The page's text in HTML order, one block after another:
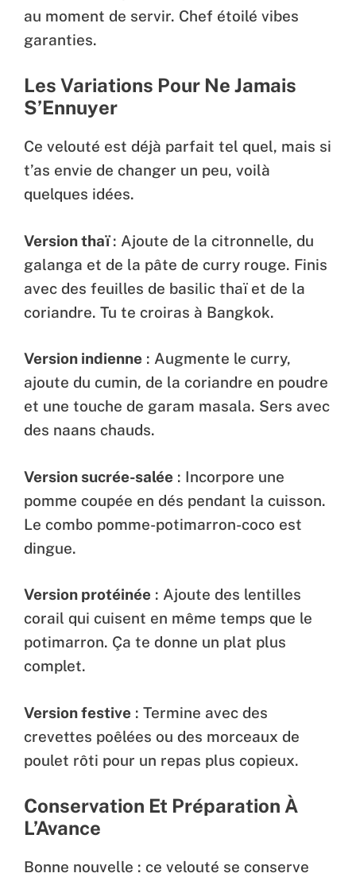
au moment de servir. Chef étoilé vibes
garanties.
Les Variations Pour Ne Jamais
S’Ennuyer
Ce velouté est déjà parfait tel quel, mais si
t’as envie de changer un peu, voilà
quelques idées.
Version thaï: Ajoute de la citronnelle, du
galanga et de la pâte de curry rouge. Finis
avec des feuilles de basilic thaï et de la
coriandre. Tu te croiras à Bangkok.
Version indienne : Augmente le curry,
ajoute du cumin, de la coriandre en poudre
et une touche de garam masala. Sers avec
des naans chauds.
Version sucrée-salée : Incorpore une
pomme coupée en dés pendant la cuisson.
Le combo pomme-potimarron-coco est
dingue.
Version protéinée : Ajoute des lentilles
corail qui cuisent en même temps que le
potimarron. Ça te donne un plat plus
complet.
Version festive : Termine avec des
crevettes poêlées ou des morceaux de
poulet rôti pour un repas plus copieux.
Conservation Et Préparation À
L’Avance
Bonne nouvelle : ce velouté se conserve